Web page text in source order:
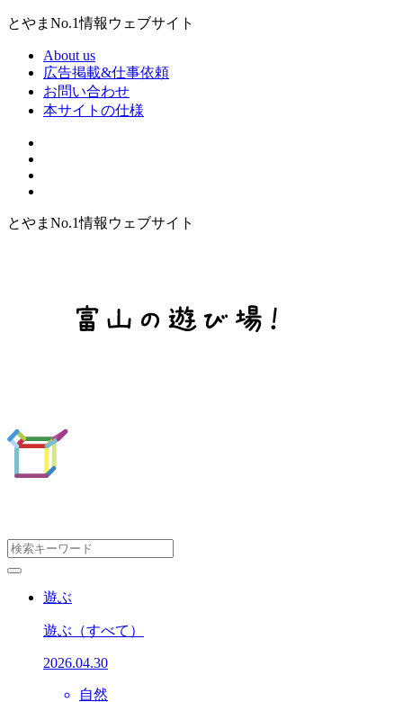
とやまNo.1情報ウェブサイト
About us
広告掲載&仕事依頼
お問い合わせ
本サイトの仕様
とやまNo.1情報ウェブサイト
遊ぶ
遊ぶ （すべて）
2026.04.30
自然